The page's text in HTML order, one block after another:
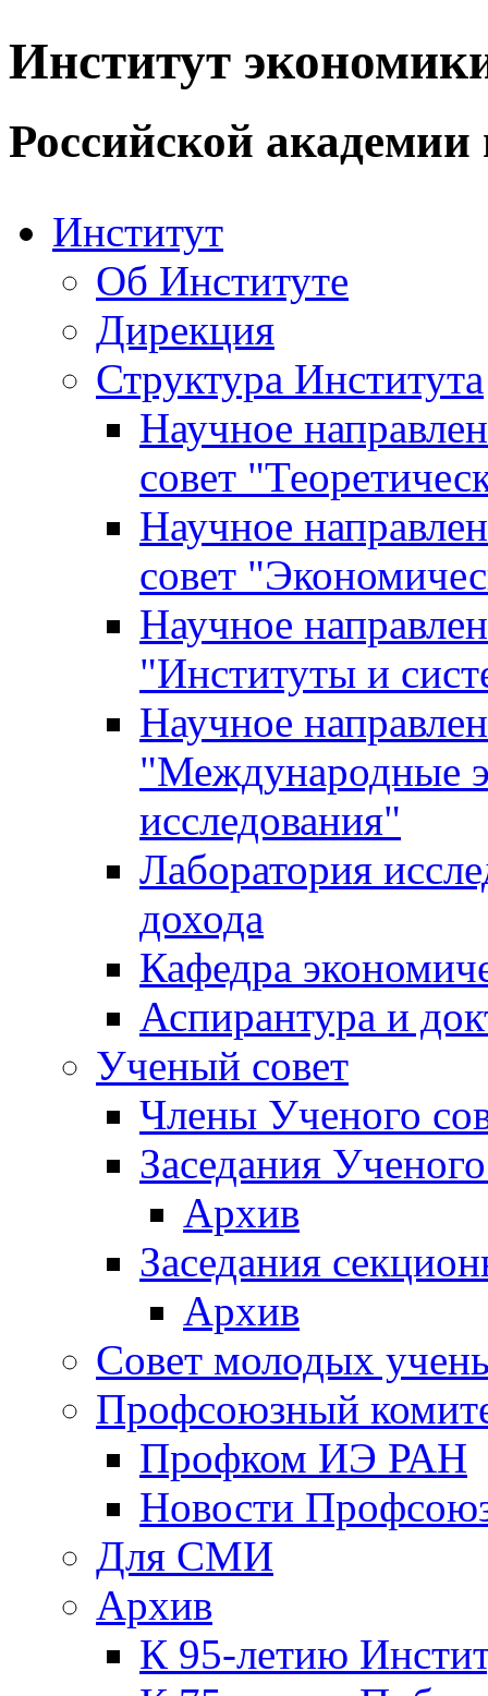
Институт
Российской академии
Институт
Об Институте
Дирекция
Структура Института
Научное
совет
Научное
совет
Научное
"Институты и
Научное
"Международные
исследования"
Лаборатория
дохода
Кафедра
Аспирантура и
Ученый совет
Члены Ученого
Заседания
Архив
Заседания
Архив
Совет молодых
Профсоюзный
Профком ИЭ РАН
Новости
Для СМИ
Архив
К 95-летию